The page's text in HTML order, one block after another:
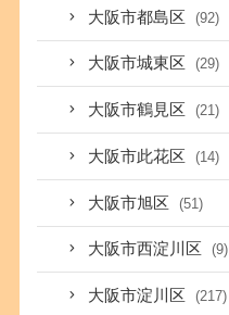
大阪市都島区 (92)
大阪市城東区 (29)
大阪市鶴見区 (21)
大阪市此花区 (14)
大阪市旭区 (51)
大阪市西淀川区 (9)
大阪市淀川区 (217)